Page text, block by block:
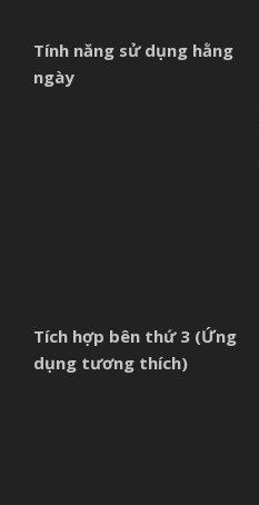
Tính năng sử dụng hằng
ngày
Tích hợp bên thứ 3 (Ứng
dụng tương thích)